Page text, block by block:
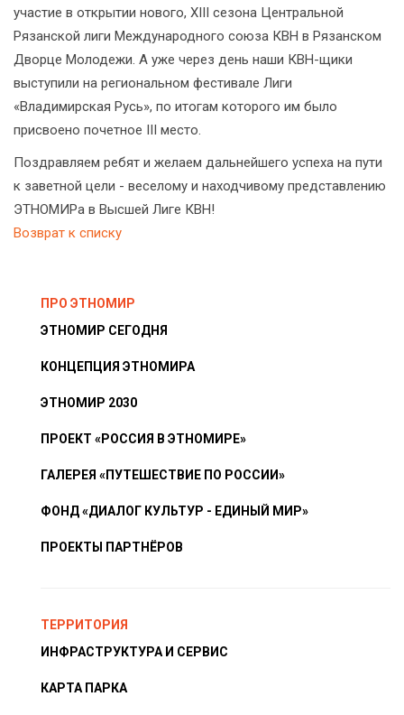
участие в открытии нового, XIII сезона Центральной
Рязанской лиги Международного союза КВН в Рязанском
Дворце Молодежи. А уже через день наши КВН-щики
выступили на региональном фестивале Лиги
«Владимирская Русь», по итогам которого им было
присвоено почетное III место.
Поздравляем ребят и желаем дальнейшего успеха на пути
к заветной цели - веселому и находчивому представлению
ЭТНОМИРа в Высшей Лиге КВН!
Возврат к списку
ПРО ЭТНОМИР
ЭТНОМИР СЕГОДНЯ
КОНЦЕПЦИЯ ЭТНОМИРА
ЭТНОМИР 2030
ПРОЕКТ «РОССИЯ В ЭТНОМИРЕ»
ГАЛЕРЕЯ «ПУТЕШЕСТВИЕ ПО РОССИИ»
ФОНД «ДИАЛОГ КУЛЬТУР - ЕДИНЫЙ МИР»
ПРОЕКТЫ ПАРТНЁРОВ
ТЕРРИТОРИЯ
ИНФРАСТРУКТУРА И СЕРВИС
КАРТА ПАРКА